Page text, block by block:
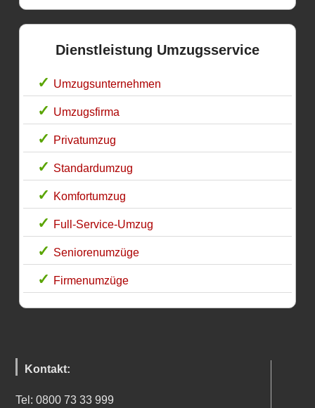
Dienstleistung Umzugsservice
Umzugsunternehmen
Umzugsfirma
Privatumzug
Standardumzug
Komfortumzug
Full-Service-Umzug
Seniorenumzüge
Firmenumzüge
Kontakt:
Tel: 0800 73 33 999